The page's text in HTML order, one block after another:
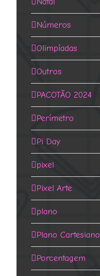
Números
Olimpíadas
Outros
PACOTÃO 2024
Perímetro
Pi Day
pixel
Pixel Arte
plano
Plano Cartesiano
Porcentagem